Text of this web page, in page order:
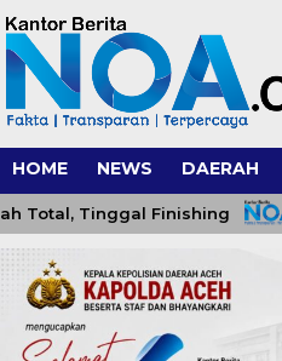
HOME NEWS DAERAH
Tinggal Finishing